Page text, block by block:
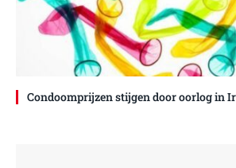
Condoomprijzen stijgen door oorlog in